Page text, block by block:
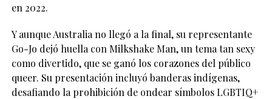
en 2022.
Y aunque Australia no llegó a la final, su representante
Go-Jo dejó huella con Milkshake Man, un tema tan sexy
como divertido, que se ganó los corazones del público
queer. Su presentación incluyó banderas indígenas,
desafiando la prohibición de ondear símbolos LGBTIQ+